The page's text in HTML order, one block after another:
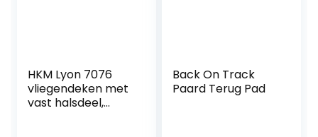
HKM Lyon 7076
vliegendeken met
vast halsdeel,
Back On Track
Paard Terug Pad